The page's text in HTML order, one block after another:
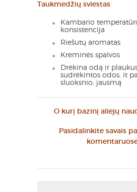
Taukmedžių sviestas
Kambario
konsistencija
Riešutų aromatas
Kreminės spalvos
Drėkina odą ir
sudrėkintos odos, it
sluoksnio, jausmą
O kurį bazinį aliejų
Pasidalinkite savais